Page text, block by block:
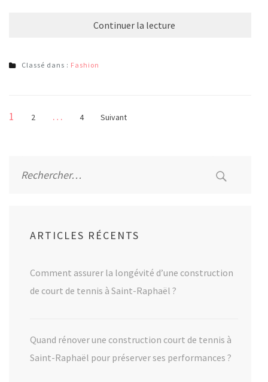
Continuer la lecture
Classé dans : Fashion
Pagination
Page
1 Page
2 … Page
4 Suivant
ARTICLES RÉCENTS
Comment assurer la longévité d’une construction
de court de tennis à Saint-Raphaël ?
Quand rénover une construction court de tennis à
Saint-Raphaël pour préserver ses performances ?